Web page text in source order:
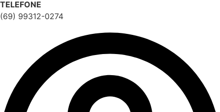
TELEFONE
(69) 99312-0274